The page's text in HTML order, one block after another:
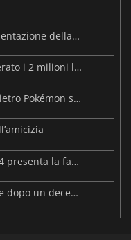
MARVEL Tōkon debutta con la presentazione della roadmap per il primo anno
Resident Evil: Veronica ha già superato i 2 milioni liste dei desideri
Beast of Reincarnation: lo studio dietro Pokémon su una nuova strada
Warhammer 40.000: Dawn of War 4 presenta la fazione dei Necron
Forsaken Realms: Vahrin's Call esce dopo un decennio di sviluppo